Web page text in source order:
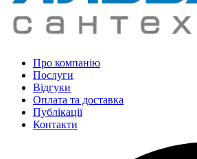
Про компанію
Послуги
Відгуки
Оплата та доставка
Публікації
Контакти